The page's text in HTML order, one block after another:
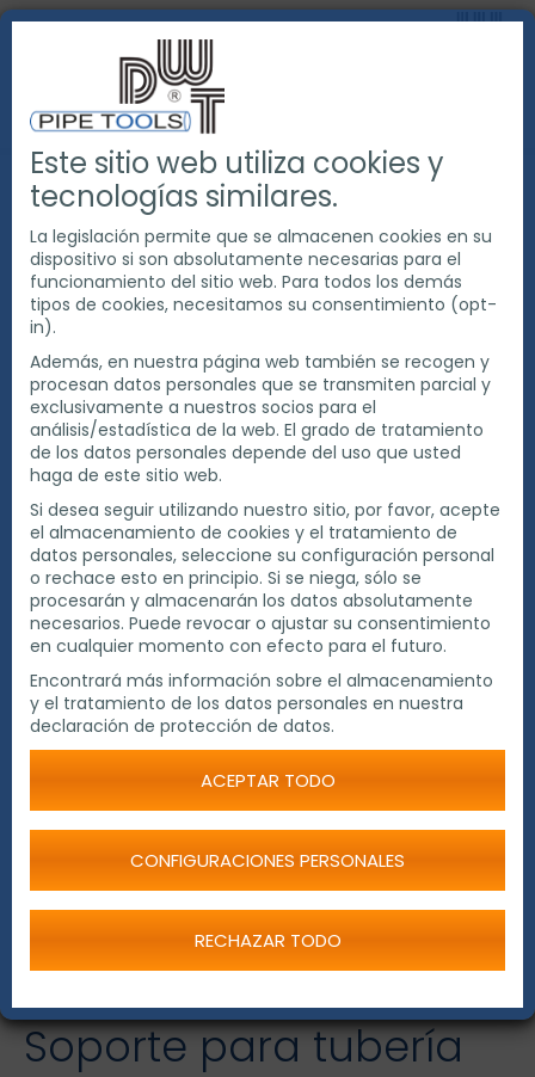
PRODUCTOS
HERRAMIENTAS PARA LA SOLDADURA DE TUBERÍAS
MANIPULACIÓN DE TUBERÍAS
SOPORTES PARA TUBERIAS
SOPORTE PARA TUBERÍA TWIN STAND
Soporte para tubería
Este sitio web utiliza cookies y
tecnologías similares.
La legislación permite que se almacenen cookies en su
dispositivo si son absolutamente necesarias para el
funcionamiento del sitio web. Para todos los demás
tipos de cookies, necesitamos su consentimiento (opt-
in).
Además, en nuestra página web también se recogen y
procesan datos personales que se transmiten parcial y
exclusivamente a nuestros socios para el
análisis/estadística de la web. El grado de tratamiento
de los datos personales depende del uso que usted
haga de este sitio web.
Si desea seguir utilizando nuestro sitio, por favor, acepte
el almacenamiento de cookies y el tratamiento de
datos personales, seleccione su configuración personal
o rechace esto en principio. Si se niega, sólo se
procesarán y almacenarán los datos absolutamente
necesarios. Puede revocar o ajustar su consentimiento
en cualquier momento con efecto para el futuro.
Encontrará más información sobre el almacenamiento
y el tratamiento de los datos personales en nuestra
declaración de protección de datos.
ACEPTAR TODO
CONFIGURACIONES PERSONALES
RECHAZAR TODO